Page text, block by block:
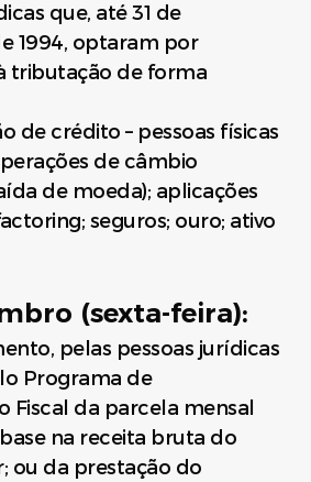
que, até 31 de
1994, optaram por
tributação de forma
de crédito – pessoas físicas
de câmbio
de moeda); aplicações
seguros; ouro; ativo
(sexta-feira):
pelas pessoas jurídicas
Programa de
Fiscal da parcela mensal
na receita bruta do
ou da prestação do